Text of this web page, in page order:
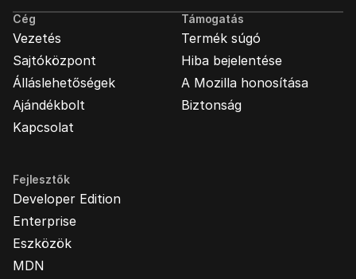
Cég
Vezetés
Sajtóközpont
Álláslehetőségek
Ajándékbolt
Kapcsolat
Támogatás
Termék súgó
Hiba bejelentése
A Mozilla honosítása
Biztonság
Fejlesztők
Developer Edition
Enterprise
Eszközök
MDN